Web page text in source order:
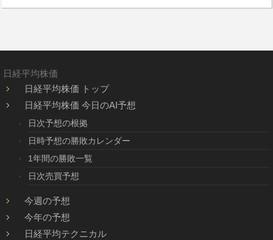
日経平均株価
日経平均株価 トップ
日経平均株価 今日のAI予想
日次予想の根拠
日時予想の勝敗カレンダー
1年間の勝敗一覧
日次売買予想
今週の予想
今年の予想
日経平均テクニカル